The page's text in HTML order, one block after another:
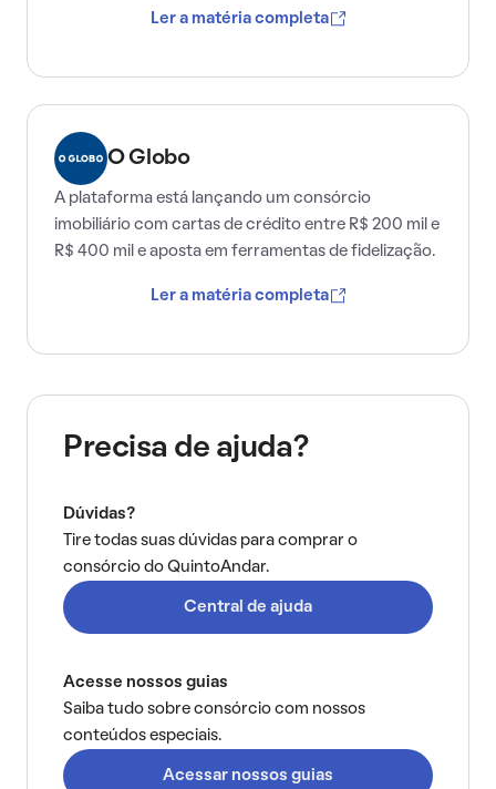
Ler a matéria completa
O Globo
A plataforma está lançando um consórcio
imobiliário com cartas de crédito entre R$ 200 mil e
R$ 400 mil e aposta em ferramentas de fidelização.
Ler a matéria completa
Precisa de ajuda?
Dúvidas?
Tire todas suas dúvidas para comprar o
consórcio do QuintoAndar.
Central de ajuda
Acesse nossos guias
Saiba tudo sobre consórcio com nossos
conteúdos especiais.
Acessar nossos guias